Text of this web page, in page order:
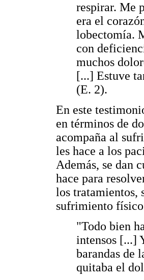
respirar. Me
era el
lobectomía.
con
muchos
[...] Estuve
(E. 2).
En este
en términos de
acompaña al
les hace a los
Además, se dan
hace para
los tratamientos,
sufrimiento
"Todo bien
intensos [...]
barandas de
quitaba el